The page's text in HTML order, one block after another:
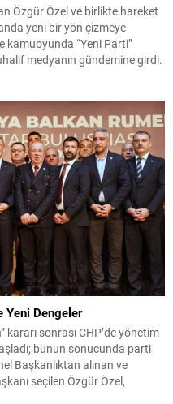
Özgür Özel ve birlikte hareket
yeni bir yön çizmeye
kamuoyunda “Yeni Parti”
medyanın gündemine girdi.
iddiaları gündemi...
Yeni Dengeler
sonrası CHP’de yönetim
bunun sonucunda parti
Başkanlıktan alınan ve
seçilen Özgür Özel,